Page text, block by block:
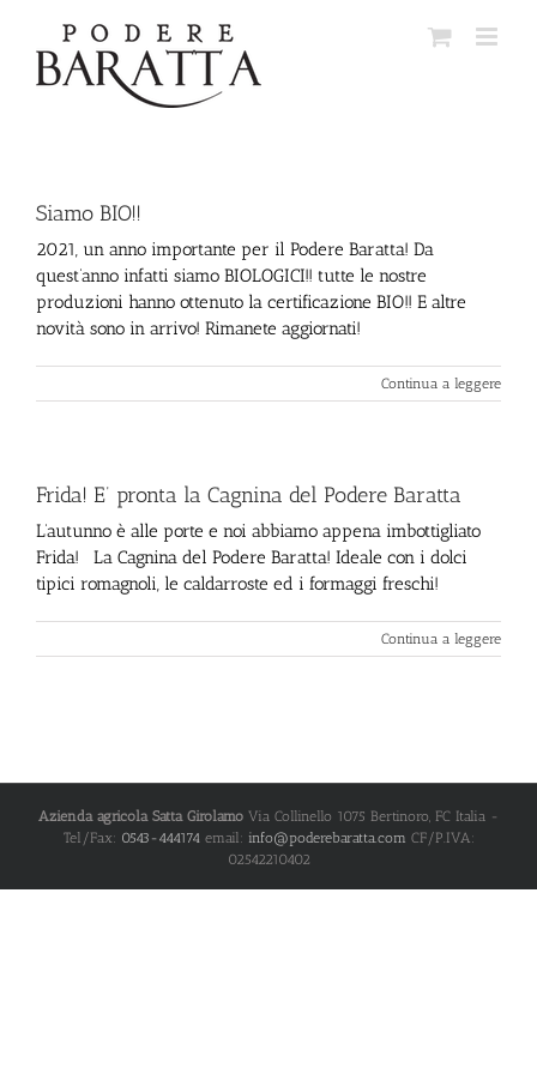
contenuto
Siamo BIO!!
2021, un anno importante per il Podere Baratta! Da
quest’anno infatti siamo BIOLOGICI!! tutte le nostre
produzioni hanno ottenuto la certificazione BIO!! E altre
novità sono in arrivo! Rimanete aggiornati!
Continua a leggere
Frida! E’ pronta la Cagnina del Podere Baratta
L’autunno è alle porte e noi abbiamo appena imbottigliato
Frida! La Cagnina del Podere Baratta! Ideale con i dolci
tipici romagnoli, le caldarroste ed i formaggi freschi!
Continua a leggere
Azienda agricola Satta Girolamo Via Collinello 1075 Bertinoro, FC Italia -
Tel/Fax: 0543-444174email: info@poderebaratta.com CF/P.IVA:
02542210402